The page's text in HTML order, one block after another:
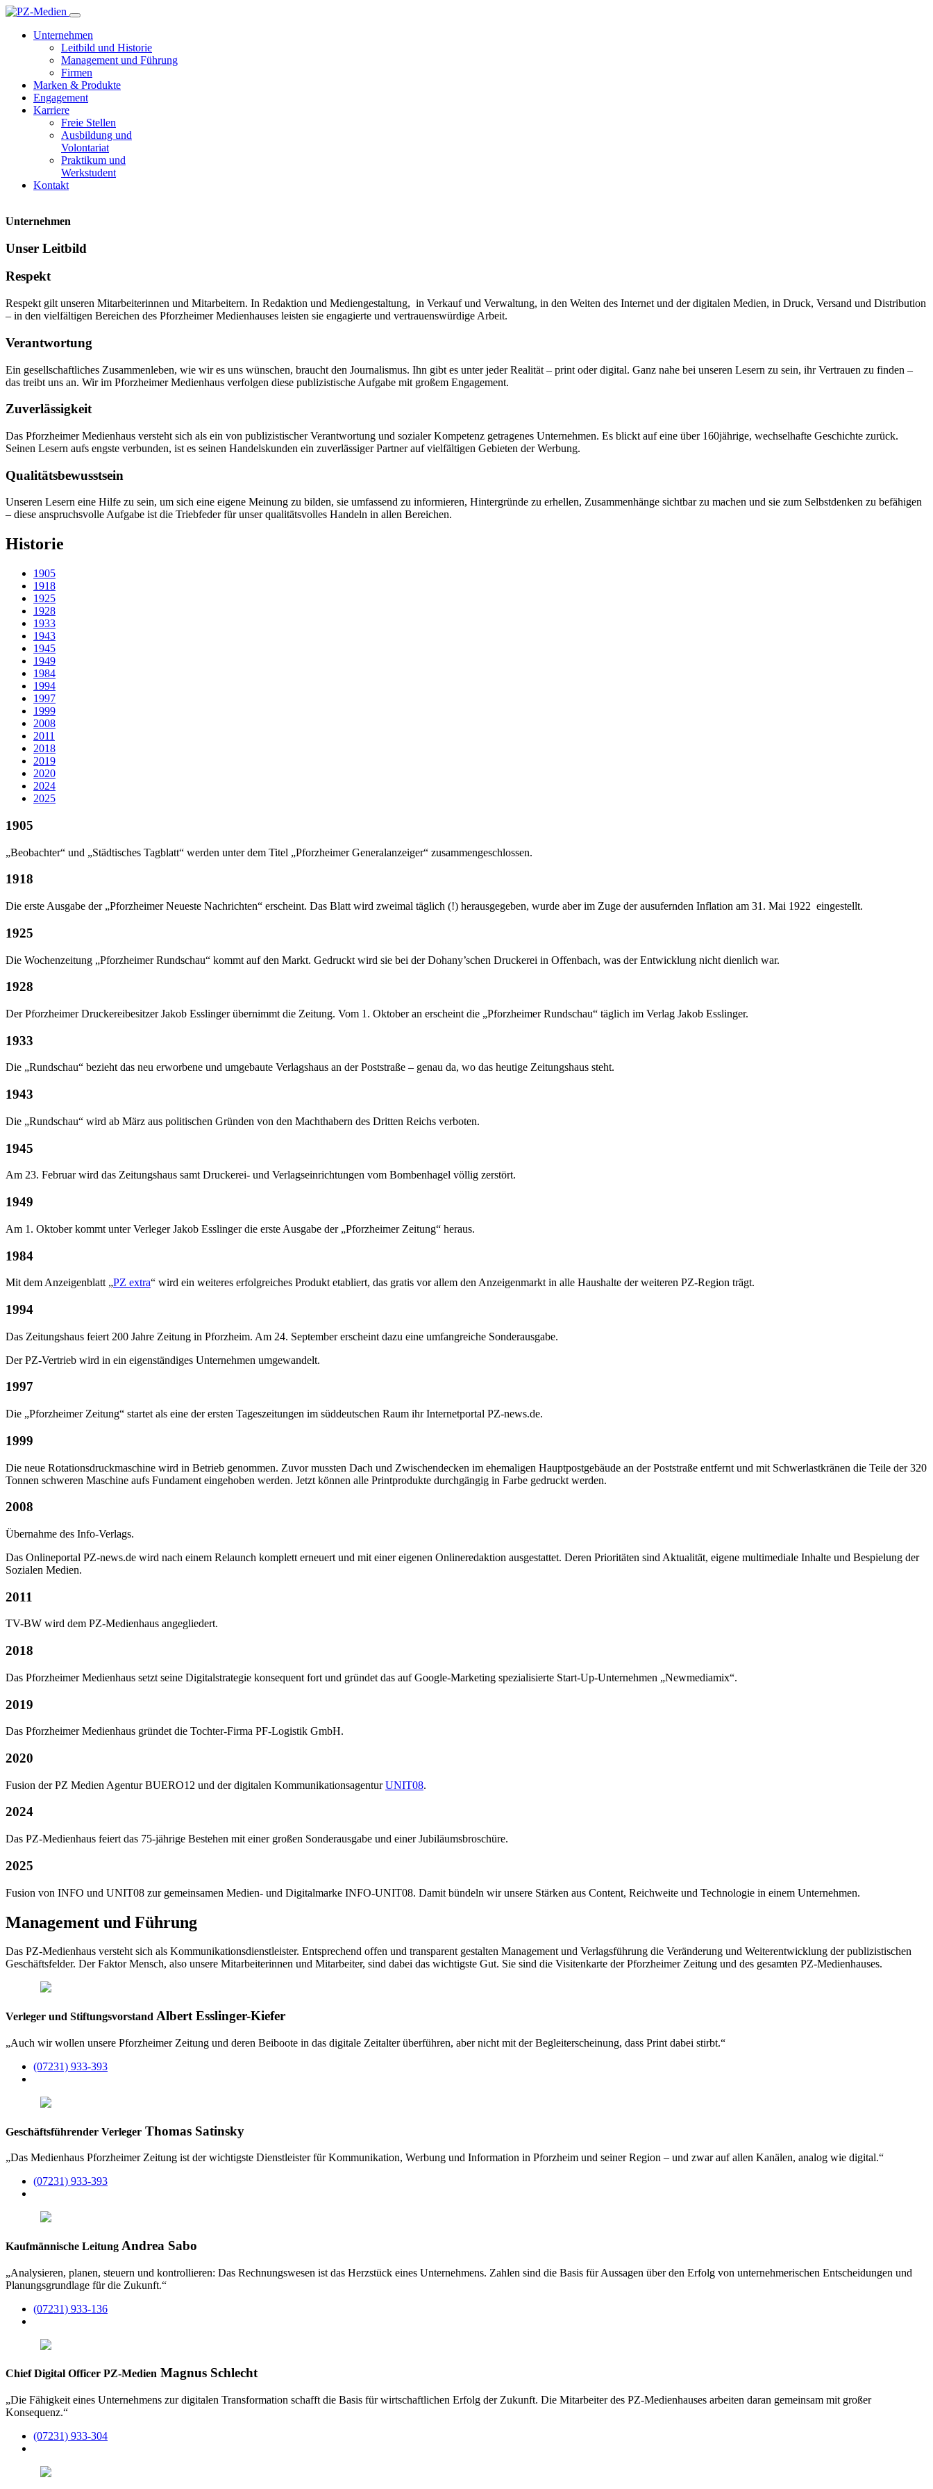
Unternehmen
Leitbild und Historie
Management und Führung
Firmen
Marken & Produkte
Engagement
Karriere
Freie Stellen
Ausbildung und
Volontariat
Praktikum und­
Werkstudent
Kontakt
Unternehmen
Unser Leitbild
Respekt
Respekt gilt unseren Mitarbeiterinnen und Mitarbeitern. In Redaktion und Mediengestaltung, in Verkauf und Verwaltung, in den Weiten des Internet und der digitalen Medien, in Druck, Versand und Distribution
– in den vielfältigen Bereichen des Pforzheimer Medienhauses leisten sie engagierte und vertrauenswürdige Arbeit.
Verantwortung
Ein gesellschaftliches Zusammenleben, wie wir es uns wünschen, braucht den Journalismus. Ihn gibt es unter jeder Realität – print oder digital. Ganz nahe bei unseren Lesern zu sein, ihr Vertrauen zu finden –
das treibt uns an. Wir im Pforzheimer Medienhaus verfolgen diese publizistische Aufgabe mit großem Engagement.
Zuverlässigkeit
Das Pforzheimer Medienhaus versteht sich als ein von publizistischer Verantwortung und sozialer Kompetenz getragenes Unternehmen. Es blickt auf eine über 160jährige, wechselhafte Geschichte zurück.
Seinen Lesern aufs engste verbunden, ist es seinen Handelskunden ein zuverlässiger Partner auf vielfältigen Gebieten der Werbung.
Qualitäts­bewusstsein
Unseren Lesern eine Hilfe zu sein, um sich eine eigene Meinung zu bilden, sie umfassend zu informieren, Hintergründe zu erhellen, Zusammenhänge sichtbar zu machen und sie zum Selbstdenken zu befähigen
– diese anspruchsvolle Aufgabe ist die Triebfeder für unser qualitätsvolles Handeln in allen Bereichen.
Historie
1905
1918
1925
1928
1933
1943
1945
1949
1984
1994
1997
1999
2008
2011
2018
2019
2020
2024
2025
1905
„Beobachter“ und „Städtisches Tagblatt“ werden unter dem Titel „Pforzheimer Generalanzeiger“ zusammengeschlossen.
1918
Die erste Ausgabe der „Pforzheimer Neueste Nachrichten“ erscheint. Das Blatt wird zweimal täglich (!) herausgegeben, wurde aber im Zuge der ausufernden Inflation am 31. Mai 1922 eingestellt.
1925
Die Wochenzeitung „Pforzheimer Rundschau“ kommt auf den Markt. Gedruckt wird sie bei der Dohany’schen Druckerei in Offenbach, was der Entwicklung nicht dienlich war.
1928
Der Pforzheimer Druckereibesitzer Jakob Esslinger übernimmt die Zeitung. Vom 1. Oktober an erscheint die „Pforzheimer Rundschau“ täglich im Verlag Jakob Esslinger.
1933
Die „Rundschau“ bezieht das neu erworbene und umgebaute Verlagshaus an der Poststraße – genau da, wo das heutige Zeitungshaus steht.
1943
Die „Rundschau“ wird ab März aus politischen Gründen von den Machthabern des Dritten Reichs verboten.
1945
Am 23. Februar wird das Zeitungshaus samt Druckerei- und Verlagseinrichtungen vom Bombenhagel völlig zerstört.
1949
Am 1. Oktober kommt unter Verleger Jakob Esslinger die erste Ausgabe der „Pforzheimer Zeitung“ heraus.
1984
Mit dem Anzeigenblatt „PZ extra“ wird ein weiteres erfolgreiches Produkt etabliert, das gratis vor allem den Anzeigenmarkt in alle Haushalte der weiteren PZ-Region trägt.
1994
Das Zeitungshaus feiert 200 Jahre Zeitung in Pforzheim. Am 24. September erscheint dazu eine umfangreiche Sonderausgabe.
Der PZ-Vertrieb wird in ein eigenständiges Unternehmen umgewandelt.
1997
Die „Pforzheimer Zeitung“ startet als eine der ersten Tageszeitungen im süddeutschen Raum ihr Internetportal PZ-news.de.
1999
Die neue Rotationsdruckmaschine wird in Betrieb genommen. Zuvor mussten Dach und Zwischendecken im ehemaligen Hauptpostgebäude an der Poststraße entfernt und mit Schwerlastkränen die Teile der 320
Tonnen schweren Maschine aufs Fundament eingehoben werden. Jetzt können alle Printprodukte durchgängig in Farbe gedruckt werden.
2008
Übernahme des Info-Verlags.
Das Onlineportal PZ-news.de wird nach einem Relaunch komplett erneuert und mit einer eigenen Onlineredaktion ausgestattet. Deren Prioritäten sind Aktualität, eigene multimediale Inhalte und Bespielung der
Sozialen Medien.
2011
TV-BW wird dem PZ-Medienhaus angegliedert.
2018
Das Pforzheimer Medienhaus setzt seine Digitalstrategie konsequent fort und gründet das auf Google-Marketing spezialisierte Start-Up-Unternehmen „Newmediamix“.
2019
Das Pforzheimer Medienhaus gründet die Tochter-Firma PF-Logistik GmbH.
2020
Fusion der PZ Medien Agentur BUERO12 und der digitalen KommunikationsagenturUNIT08.
2024
Das PZ-Medienhaus feiert das 75-jährige Bestehen mit einer großen Sonderausgabe und einer Jubiläumsbroschüre.
2025
Fusion von INFO und UNIT08 zur gemeinsamen Medien- und Digitalmarke INFO-UNIT08. Damit bündeln wir unsere Stärken aus Content, Reichweite und Technologie in einem Unternehmen.
Management und Führung
Das PZ-Medienhaus versteht sich als Kommunikationsdienstleister. Entsprechend offen und transparent gestalten Management und Verlagsführung die Veränderung und Weiterentwicklung der publizistischen
Geschäftsfelder. Der Faktor Mensch, also unsere Mitarbeiterinnen und Mitarbeiter, sind dabei das wichtigste Gut. Sie sind die Visitenkarte der Pforzheimer Zeitung und des gesamten PZ-Medienhauses.
Verleger und Stiftungsvorstand Albert Esslinger-Kiefer
„Auch wir wollen unsere Pforzheimer Zeitung und deren Beiboote in das digitale Zeitalter überführen, aber nicht mit der Begleiterscheinung, dass Print dabei stirbt.“
(07231) 933-393
Geschäftsführender Verleger Thomas Satinsky
„Das Medienhaus Pforzheimer Zeitung ist der wichtigste Dienstleister für Kommunikation, Werbung und Information in Pforzheim und seiner Region – und zwar auf allen Kanälen, analog wie digital.“
(07231) 933-393
Kaufmännische Leitung Andrea Sabo
„Analysieren, planen, steuern und kontrollieren: Das Rechnungswesen ist das Herzstück eines Unternehmens. Zahlen sind die Basis für Aussagen über den Erfolg von unternehmerischen Entscheidungen und
Planungsgrundlage für die Zukunft.“
(07231) 933-136
Chief Digital Officer PZ-Medien Magnus Schlecht
„Die Fähigkeit eines Unternehmens zur digitalen Transformation schafft die Basis für wirtschaftlichen Erfolg der Zukunft. Die Mitarbeiter des PZ-Medienhauses arbeiten daran gemeinsam mit großer
Konsequenz.“
(07231) 933-304